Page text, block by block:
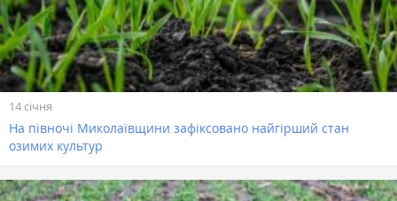
14 січня
На півночі Миколаївщини зафіксовано найгірший стан
озимих культур